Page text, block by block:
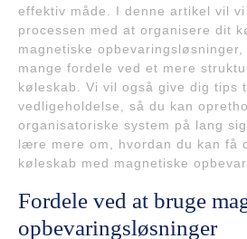
effektiv måde. I denne artikel vil
processen med at organisere dit
magnetiske
mange fordele ved et mere
køleskab. Vi vil også give dig tips
vedligeholdelse, så du kan
organisatoriske system på lang
lære mere om, hvordan du kan få
køleskab med magnetiske
Fordele ved at bruge
opbevaringsløsninger